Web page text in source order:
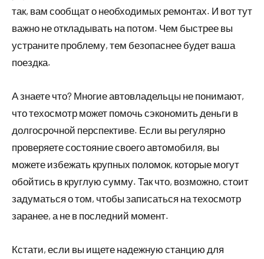
так, вам сообщат о необходимых ремонтах. И вот тут
важно не откладывать на потом. Чем быстрее вы
устраните проблему, тем безопаснее будет ваша
поездка.
А знаете что? Многие автовладельцы не понимают,
что техосмотр может помочь сэкономить деньги в
долгосрочной перспективе. Если вы регулярно
проверяете состояние своего автомобиля, вы
можете избежать крупных поломок, которые могут
обойтись в круглую сумму. Так что, возможно, стоит
задуматься о том, чтобы записаться на техосмотр
заранее, а не в последний момент.
Кстати, если вы ищете надежную станцию для